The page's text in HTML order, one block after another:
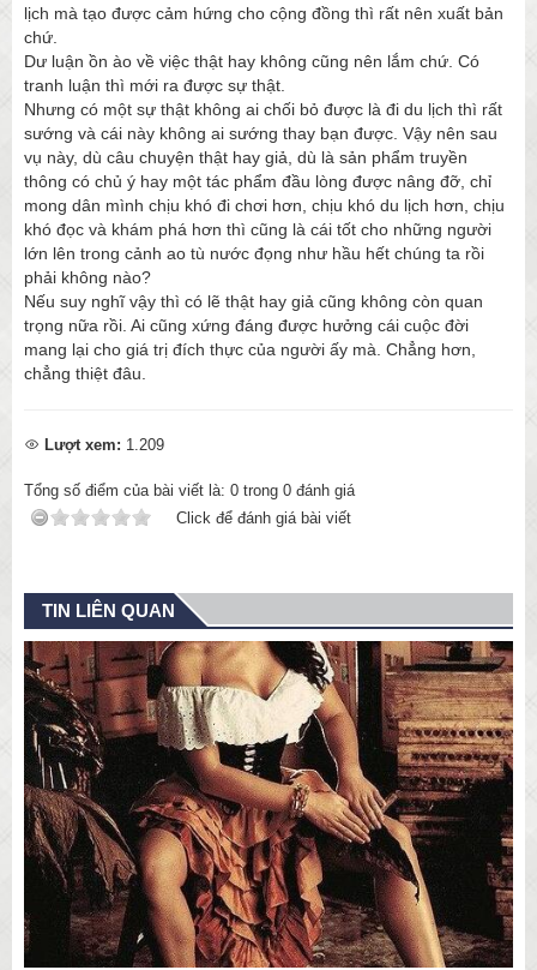
lịch mà tạo được cảm hứng cho cộng đồng thì rất nên xuất bản
chứ.
Dư luận ồn ào về việc thật hay không cũng nên lắm chứ. Có
tranh luận thì mới ra được sự thật.
Nhưng có một sự thật không ai chối bỏ được là đi du lịch thì rất
sướng và cái này không ai sướng thay bạn được. Vậy nên sau
vụ này, dù câu chuyện thật hay giả, dù là sản phẩm truyền
thông có chủ ý hay một tác phẩm đầu lòng được nâng đỡ, chỉ
mong dân mình chịu khó đi chơi hơn, chịu khó du lịch hơn, chịu
khó đọc và khám phá hơn thì cũng là cái tốt cho những người
lớn lên trong cảnh ao tù nước đọng như hầu hết chúng ta rồi
phải không nào?
Nếu suy nghĩ vậy thì có lẽ thật hay giả cũng không còn quan
trọng nữa rồi. Ai cũng xứng đáng được hưởng cái cuộc đời
mang lại cho giá trị đích thực của người ấy mà. Chẳng hơn,
chẳng thiệt đâu.
Lượt xem: 1.209
Tổng số điểm của bài viết là: 0 trong 0 đánh giá
Click để đánh giá bài viết
TIN LIÊN QUAN